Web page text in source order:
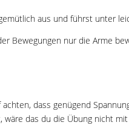
aus und führst unter
Bewegungen nur die Arme
dass genügend
wäre das du die Übung nicht